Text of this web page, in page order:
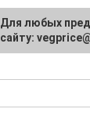
с
Для любых
сайту: